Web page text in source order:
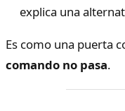
explica una
Es como una puerta
comando no pasa.